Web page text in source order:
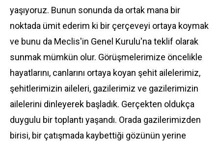
yaşıyoruz. Bunun sonunda da ortak mana bir
noktada ümit ederim ki bir çerçeveyi ortaya koymak
ve bunu da Meclis'in Genel Kurulu'na teklif olarak
sunmak mümkün olur. Görüşmelerimize öncelikle
hayatlarını, canlarını ortaya koyan şehit ailelerimiz,
şehitlerimizin aileleri, gazilerimiz ve gazilerimizin
ailelerini dinleyerek başladık. Gerçekten oldukça
duygulu bir toplantı yaşandı. Orada gazilerimizden
birisi, bir çatışmada kaybettiği gözünün yerine